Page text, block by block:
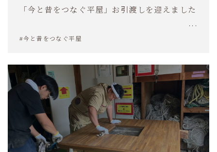
「今と昔をつなぐ平屋」お引渡しを迎えました
#今と昔をつなぐ平屋